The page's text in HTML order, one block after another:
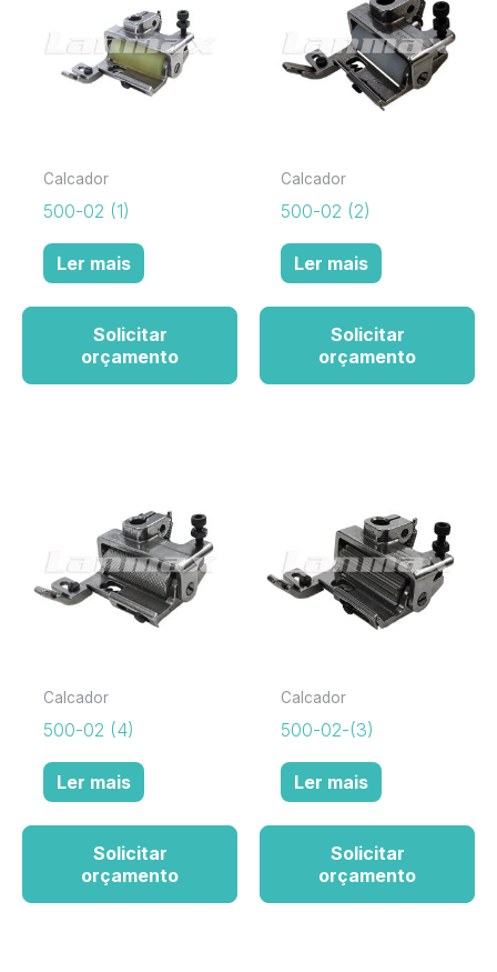
Calcador
500-02 (1)
Ler mais
Solicitar
orçamento
Calcador
500-02 (2)
Ler mais
Solicitar
orçamento
Calcador
500-02 (4)
Ler mais
Solicitar
orçamento
Calcador
500-02-(3)
Ler mais
Solicitar
orçamento